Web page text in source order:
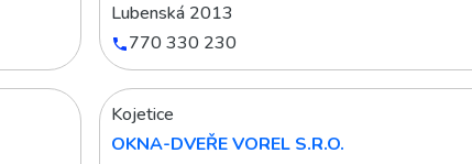
Lubenská 2013
770 330 230
Kojetice
OKNA-DVEŘE VOREL S.R.O.